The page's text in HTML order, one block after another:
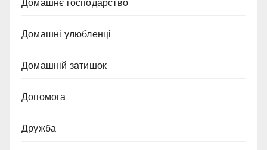
Домашнє господарство
Домашні улюбленці
Домашній затишок
Допомога
Дружба